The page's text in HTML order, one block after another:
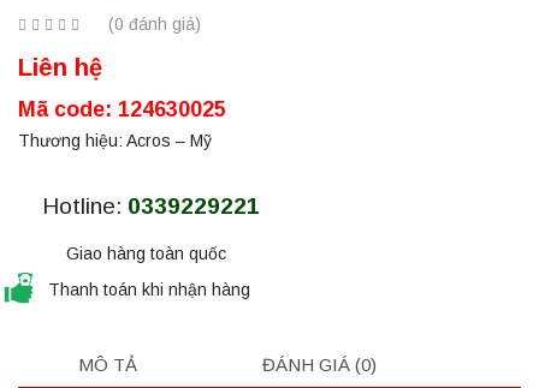
(0 đánh giá)
Liên hệ
Mã code: 124630025
Thương hiệu: Acros – Mỹ
Hotline: 0339229221
Giao hàng toàn quốc
Thanh toán khi nhận hàng
MÔ TẢ ĐÁNH GIÁ (0)